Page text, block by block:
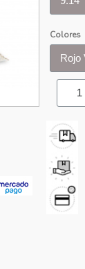
Colores